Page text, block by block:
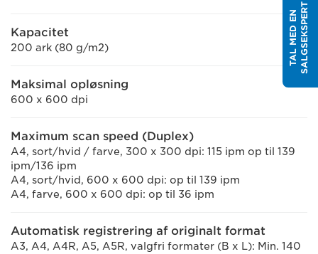
Kapacitet
200 ark (80 g/m2)
Maksimal opløsning
600 x 600 dpi
Maximum scan speed (Duplex)
A4, sort/hvid / farve, 300 x 300 dpi: 115 ipm op til 139
ipm/136 ipm
A4, sort/hvid, 600 x 600 dpi: op til 139 ipm
A4, farve, 600 x 600 dpi: op til 36 ipm
Automatisk registrering af originalt format
A3, A4, A4R, A5, A5R, valgfri formater (B x L): Min. 140
T
A
L
M
E
D
E
N
S
A
L
G
S
E
K
S
P
E
RT